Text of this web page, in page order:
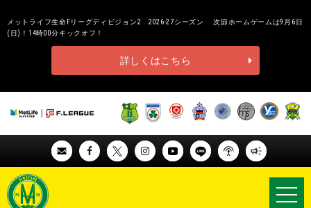
メットライフ生命Fリーグディビジョン2 2026-27シーズン 次節ホームゲームは9月6日
(日)！14時00分キックオフ！
詳しくはこちら